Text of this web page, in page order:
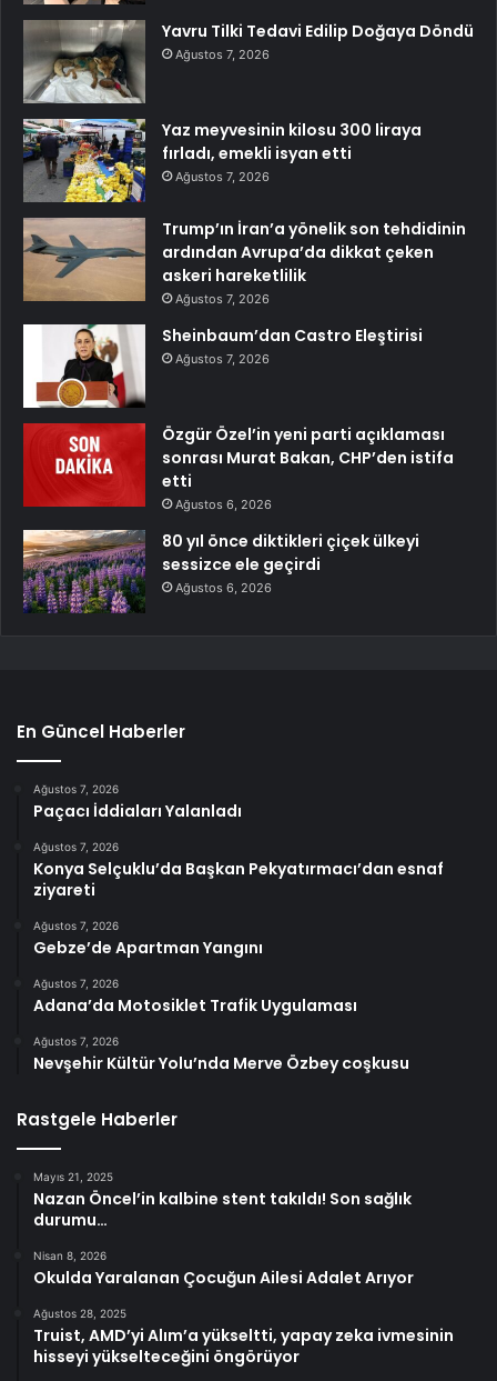
Yavru Tilki Tedavi Edilip Doğaya Döndü
Ağustos 7, 2026
Yaz meyvesinin kilosu 300 liraya
fırladı, emekli isyan etti
Ağustos 7, 2026
Trump’ın İran’a yönelik son tehdidinin
ardından Avrupa’da dikkat çeken
askeri hareketlilik
Ağustos 7, 2026
Sheinbaum’dan Castro Eleştirisi
Ağustos 7, 2026
Özgür Özel’in yeni parti açıklaması
sonrası Murat Bakan, CHP’den istifa
etti
Ağustos 6, 2026
80 yıl önce diktikleri çiçek ülkeyi
sessizce ele geçirdi
Ağustos 6, 2026
En Güncel Haberler
Ağustos 7, 2026
Paçacı İddiaları Yalanladı
Ağustos 7, 2026
Konya Selçuklu’da Başkan Pekyatırmacı’dan esnaf
ziyareti
Ağustos 7, 2026
Gebze’de Apartman Yangını
Ağustos 7, 2026
Adana’da Motosiklet Trafik Uygulaması
Ağustos 7, 2026
Nevşehir Kültür Yolu’nda Merve Özbey coşkusu
Rastgele Haberler
Mayıs 21, 2025
Nazan Öncel’in kalbine stent takıldı! Son sağlık
durumu…
Nisan 8, 2026
Okulda Yaralanan Çocuğun Ailesi Adalet Arıyor
Ağustos 28, 2025
Truist, AMD’yi Alım’a yükseltti, yapay zeka ivmesinin
hisseyi yükselteceğini öngörüyor